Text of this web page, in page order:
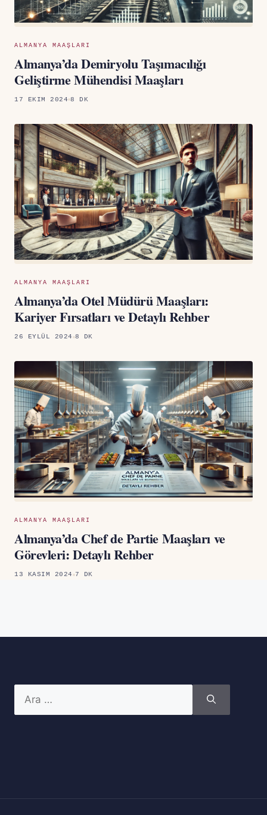
ALMANYA MAAŞLARI
Almanya’da Demiryolu Taşımacılığı
Geliştirme Mühendisi Maaşları
17 EKIM 2024 8 DK
ALMANYA MAAŞLARI
Almanya’da Otel Müdürü Maaşları:
Kariyer Fırsatları ve Detaylı Rehber
26 EYLÜL 2024 8 DK
ALMANYA MAAŞLARI
Almanya’da Chef de Partie Maaşları ve
Görevleri: Detaylı Rehber
13 KASIM 2024 7 DK
ara